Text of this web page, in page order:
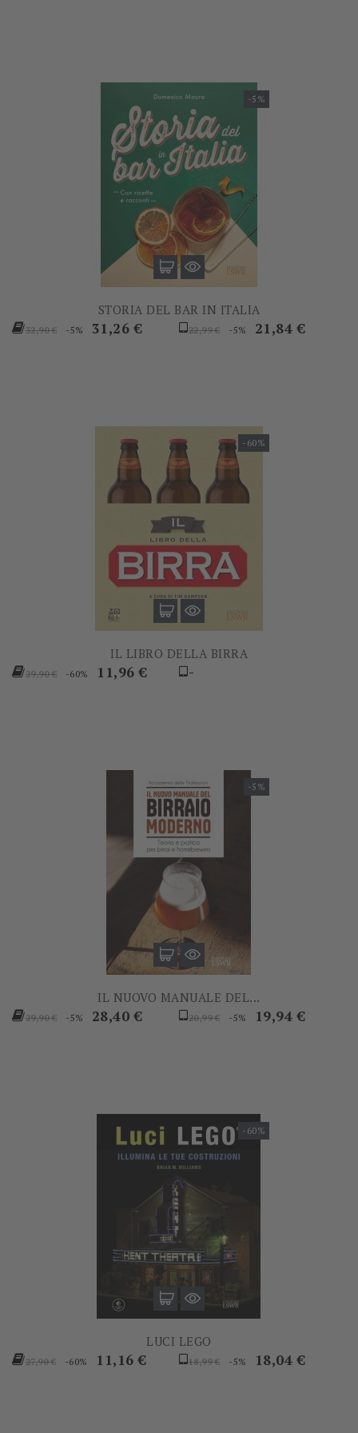
-5%
STORIA DEL BAR IN ITALIA
Prezzo
32,90 € -5% Prezzo
31,26 €
Prezzo
22,99 € -5% Prezzo
21,84 €
-60%
IL LIBRO DELLA BIRRA
Prezzo
29,90 € -60% Prezzo
11,96 € -
-5%
IL NUOVO MANUALE DEL...
Prezzo
29,90 € -5% Prezzo
28,40 €
Prezzo
20,99 € -5% Prezzo
19,94 €
-60%
LUCI LEGO
Prezzo
27,90 € -60% Prezzo
11,16 €
Prezzo
18,99 € -5% Prezzo
18,04 €